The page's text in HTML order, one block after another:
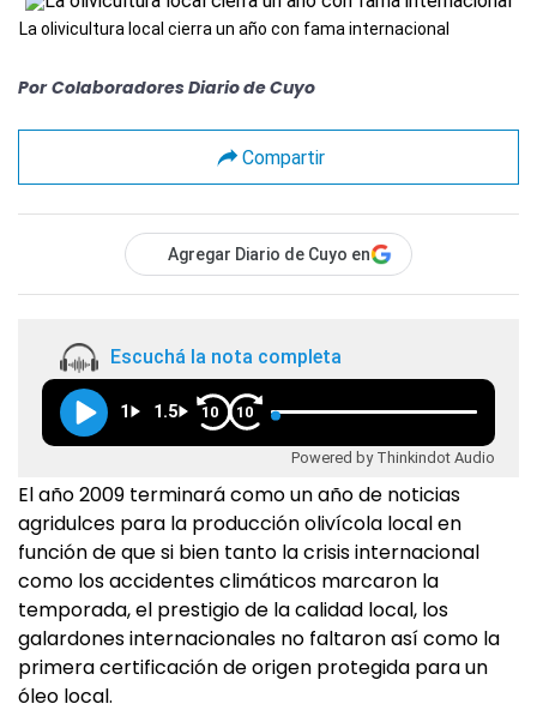
La olivicultura local cierra un año con fama internacional
Por Colaboradores Diario de Cuyo
Compartir
Agregar Diario de Cuyo en
Escuchá la nota completa
1 1.5 10 10
Powered by Thinkindot Audio
El año 2009 terminará como un año de noticias
agridulces para la producción olivícola local en
función de que si bien tanto la crisis internacional
como los accidentes climáticos marcaron la
temporada, el prestigio de la calidad local, los
galardones internacionales no faltaron así como la
primera certificación de origen protegida para un
óleo local.